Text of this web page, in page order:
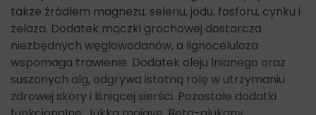
także źródłem magnezu, selenu, jodu, fosforu, cynku i
żelaza. Dodatek mączki grochowej dostarcza
niezbędnych węglowodanów, a lignoceluloza
wspomaga trawienie. Dodatek oleju lnianego oraz
suszonych alg, odgrywa istotną rolę w utrzymaniu
zdrowej skóry i lśniącej sierści. Pozostałe dodatki